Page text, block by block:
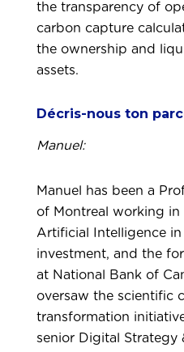
the transparency of
carbon capture
the ownership and
assets.
Décris-nous ton
Manuel:
Manuel has been a
of Montreal working
Artificial Intelligence
investment, and the
at National Bank of
oversaw the scientific
transformation
senior Digital Strategy